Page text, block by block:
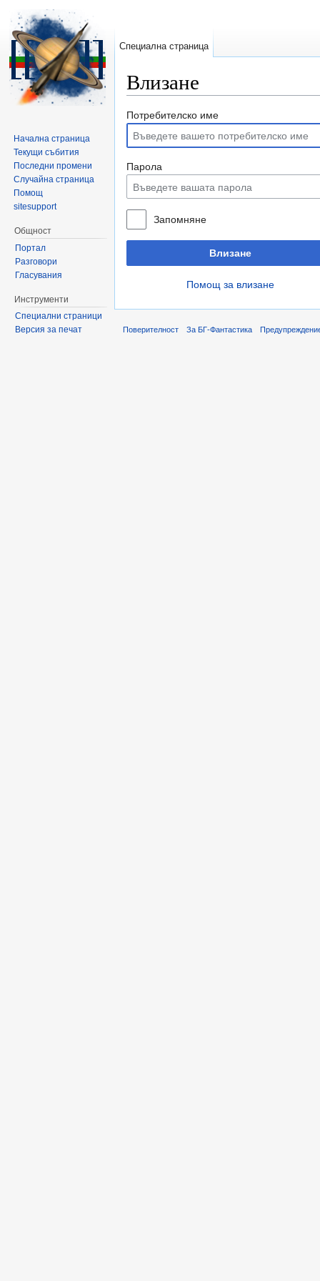
Влизане
Потребителско име
Парола
Запомняне
Влизане
Помощ за влизане
Специална страница
Начална страница
Текущи събития
Последни промени
Случайна страница
Помощ
sitesupport
Общност
Портал
Разговори
Гласувания
Инструменти
Специални страници
Версия за печат
Поверителност За БГ-Фантастика